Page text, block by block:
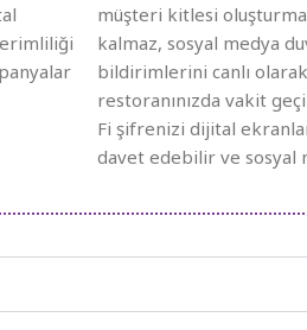
müşteri kitlesi
kalmaz, sosyal medya
bildirimlerini canlı
restoranınızda vakit
Fi şifrenizi dijital
davet edebilir ve sosyal